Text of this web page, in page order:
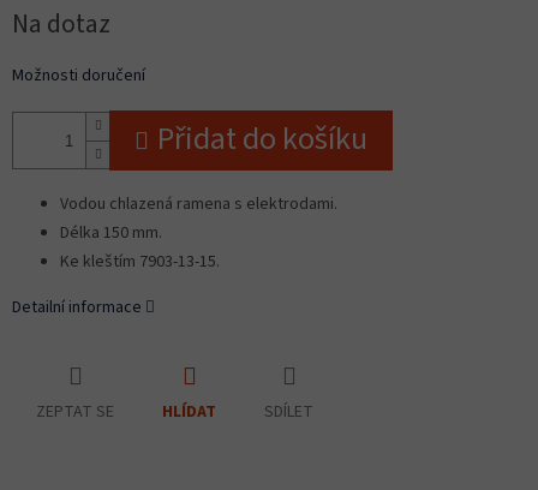
cena:
Na dotaz
Možnosti doručení
Přidat do košíku
Vodou chlazená ramena s elektrodami.
Délka 150 mm.
Ke kleštím 7903-13-15.
Detailní informace
ZEPTAT SE HLÍDAT SDÍLET